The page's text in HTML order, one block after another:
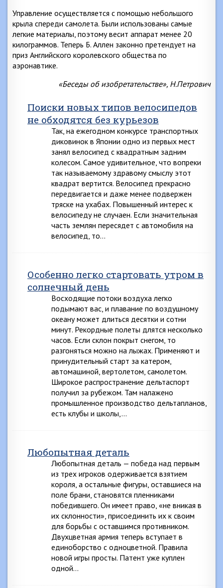
Управление осуществляется с помощью небольшого
крыла спереди самолета. Были использованы самые
легкие материалы, поэтому весит аппарат менее 20
килограммов. Теперь Б. Аллен законно претендует на
приз Английского королевского общества по
аэронавтике.
«Беседы об изобретательстве», Н.Петрович
Поиски новых типов велосипедов
не обходятся без курьезов
Так, на ежегодном конкурсе транспортных
диковинок в Японии одно из первых мест
занял велосипед с квадратным задним
колесом. Самое удивительное, что вопреки
так называемому здравому смыслу этот
квадрат вертится. Велосипед прекрасно
передвигается и даже менее подвержен
тряске на ухабах. Повышенный интерес к
велосипеду не случаен. Если значительная
часть землян пересядет с автомобиля на
велосипед, то…
Особенно легко стартовать утром в
солнечный день
Восходящие потоки воздуха легко
подымают вас, и плавание по воздушному
океану может длиться десятки и сотни
минут. Рекордные полеты длятся несколько
часов. Если склон покрыт снегом, то
разгоняться можно на лыжах. Применяют и
принудительный старт за катером,
автомашиной, вертолетом, самолетом.
Широкое распространение дельтаспорт
получил за рубежом. Там налажено
промышленное производство дельтапланов,
есть клубы и школы,…
Любопытная деталь
Любопытная деталь — победа над первым
из трех игроков одерживается взятием
короля, а остальные фигуры, оставшиеся на
поле брани, становятся пленниками
победившего. Он имеет право, «не вникая в
их склонности», присоединить их к своим
для борьбы с оставшимся противником.
Двухцветная армия теперь вступает в
единоборство с одноцветной. Правила
новой игры просты. Патент уже куплен
одной…